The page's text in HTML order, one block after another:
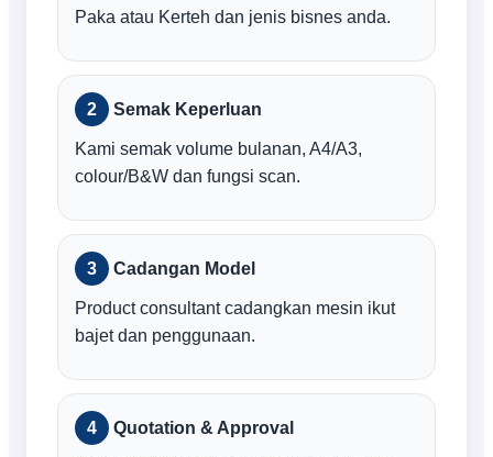
Paka atau Kerteh dan jenis bisnes anda.
Semak Keperluan
Kami semak volume bulanan, A4/A3,
colour/B&W dan fungsi scan.
Cadangan Model
Product consultant cadangkan mesin ikut
bajet dan penggunaan.
Quotation & Approval